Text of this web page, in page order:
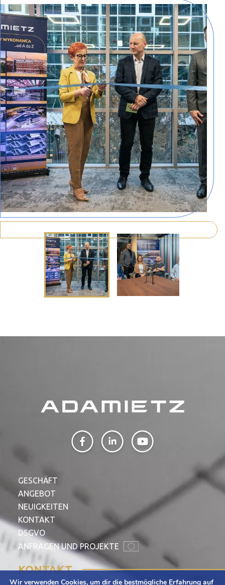
GESCHÄFT
ANGEBOT
NEUIGKEITEN
KONTAKT
DSGVO
ANFRAGEN UND PROJEKTE
KONTAKT
Wir verwenden Cookies, um dir die bestmögliche Erfahrung auf